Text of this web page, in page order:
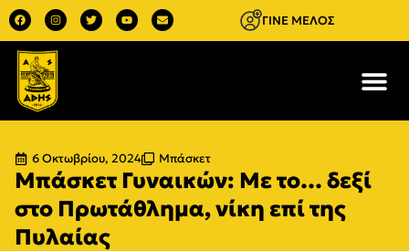
ΓΙΝΕ ΜΕΛΟΣ
6 Οκτωβρίου, 2024 Μπάσκετ
Μπάσκετ Γυναικών: Με το… δεξί
στο Πρωτάθλημα, νίκη επί της
Πυλαίας